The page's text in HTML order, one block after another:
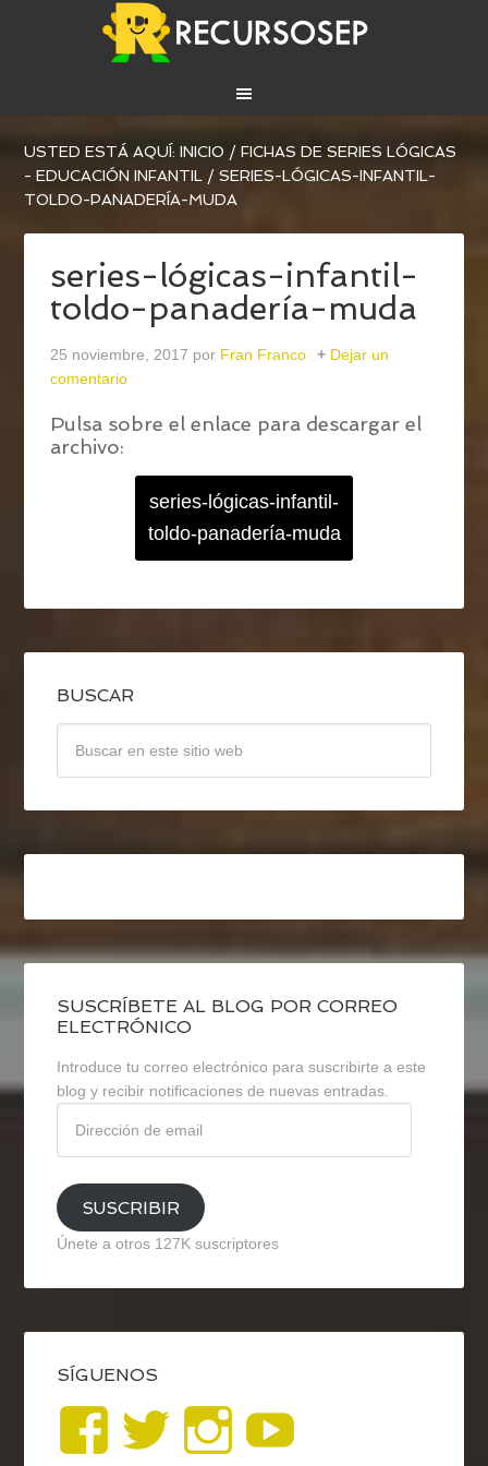
USTED ESTÁ AQUÍ:INICIO / FICHAS DE SERIES LÓGICAS
- EDUCACIÓN INFANTIL / SERIES-LÓGICAS-INFANTIL-
TOLDO-PANADERÍA-MUDA
series-lógicas-infantil-
toldo-panadería-muda
25 noviembre, 2017 por Fran Franco
Dejar un
comentario
Pulsa sobre el enlace para descargar el
archivo:
series-lógicas-infantil-
toldo-panadería-muda
BUSCAR
SUSCRÍBETE AL BLOG POR CORREO
ELECTRÓNICO
Introduce tu correo electrónico para suscribirte a este
blog y recibir notificaciones de nuevas entradas.
email
SUSCRIBIR
Únete a otros 127K suscriptores
SÍGUENOS
VerVerVer